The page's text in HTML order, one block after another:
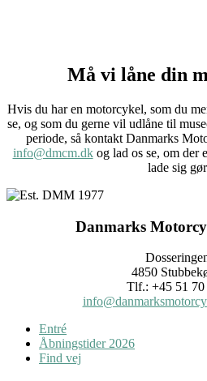
Må vi låne din
Hvis du har en motorcykel, som du
se, og som du gerne vil udlåne til
periode, så kontakt Danmarks
info@dmcm.dkog lad os se, om der
lade sig
Danmarks
4850
Tlf.: +45 51 70
Entré
Åbningstider 2026
Find vej